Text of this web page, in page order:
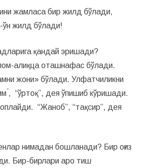
жамласа бир жилд бўлади,
ўн жилд бўлади!
қандай эришади?
алиқца оташнафас бўлади.
жони» бўлади. Улфатчиликни
”, “ўртоқ”, дея ўпишиб кўришади.
“Жаноб”, “тақсир”, дея
нимадан бошланади? Бир оғиз
Бир-бирлари аро тиш